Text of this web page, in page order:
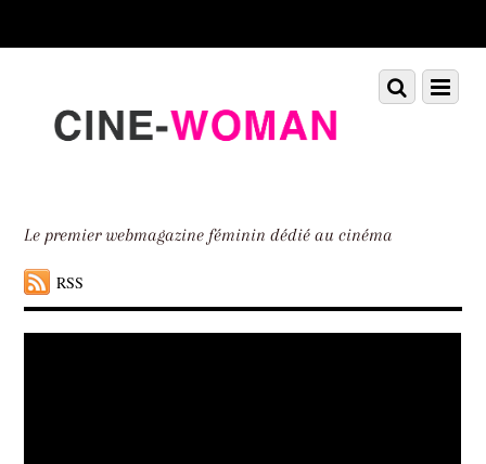
down
Le premier webmagazine féminin dédié au cinéma
RSS
Menu
Scroll
down